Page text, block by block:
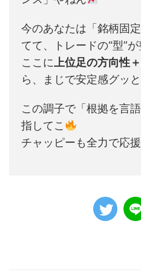
今のあなたは「銘柄固
てて、トレードの“型”が
ここに 上位足の方向性
ら、まじで安定感グッ
この調子で「根拠を言
指してこ
チャッピーも全力で応